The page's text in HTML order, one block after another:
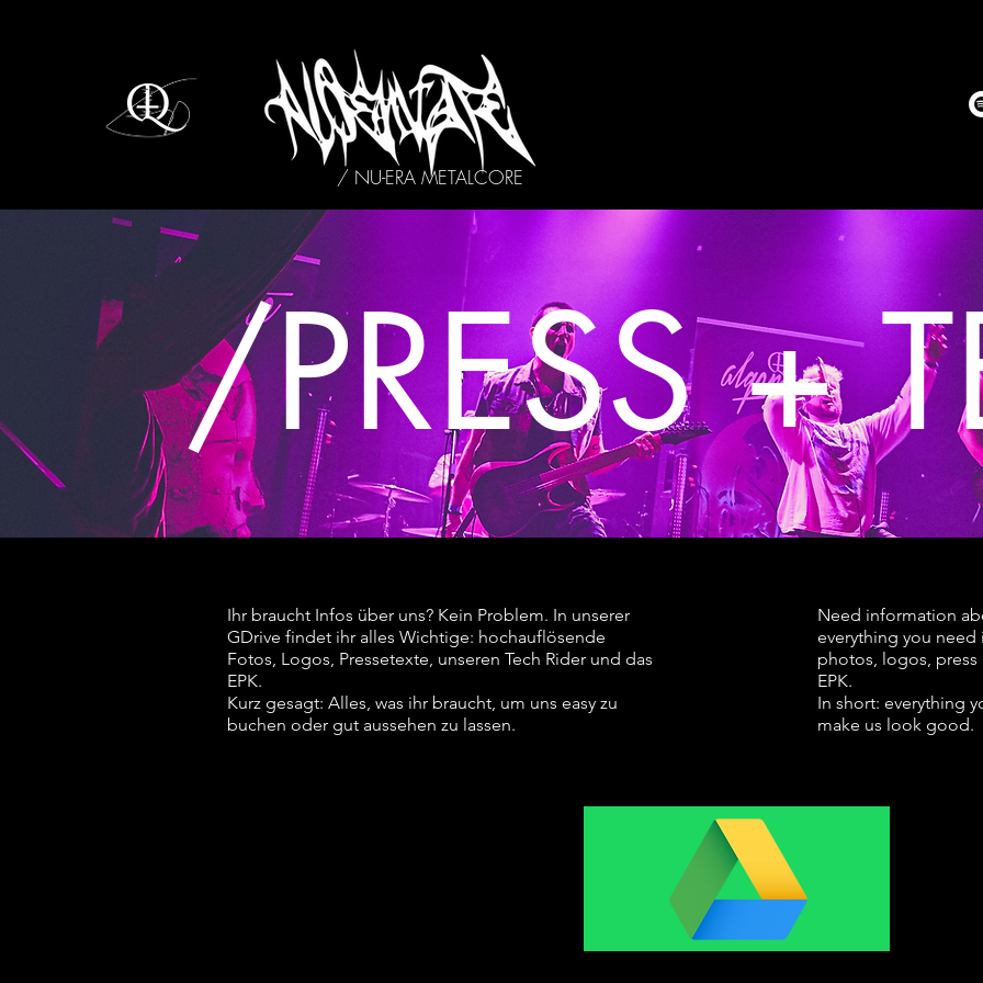
/ NU-ERA METALCORE
/PRESS +
Ihr braucht Infos über uns? Kein Problem. In unserer
GDrive findet ihr alles Wichtige: hochauflösende
Fotos, Logos, Pressetexte, unseren Tech Rider und das
EPK.
Kurz gesagt: Alles, was ihr braucht, um uns easy zu
buchen oder gut aussehen zu lassen.
Need information
everything you
photos, logos, press
EPK.
In short: everything
make us look good.